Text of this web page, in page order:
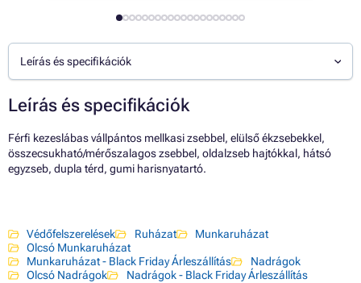
Leírás és specifikációk
Leírás és specifikációk
Férfi kezeslábas vállpántos mellkasi zsebbel, elülső ékzsebekkel,
összecsukható/mérőszalagos zsebbel, oldalzseb hajtókkal, hátsó
egyzseb, dupla térd, gumi harisnyatartó.
Védőfelszerelések Ruházat
Munkaruházat
Olcsó Munkaruházat
Munkaruházat - Black Friday Árleszállítás
Nadrágok
Olcsó Nadrágok
Nadrágok - Black Friday Árleszállítás